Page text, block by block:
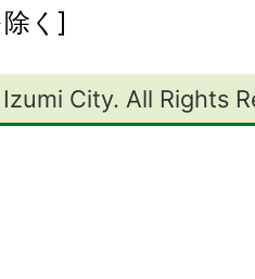
く]
City. All Rights